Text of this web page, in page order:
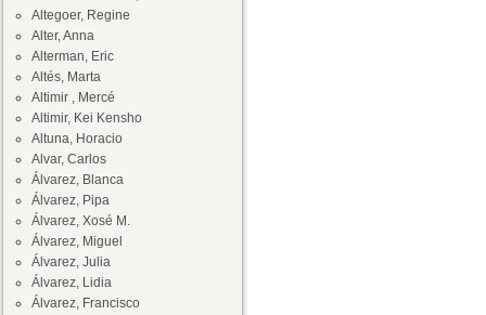
Altegoer, Regine
Alter, Anna
Alterman, Eric
Altés, Marta
Altimir , Mercé
Altimir, Kei Kensho
Altuna, Horacio
Alvar, Carlos
Álvarez, Blanca
Álvarez, Pipa
Álvarez, Xosé M.
Álvarez, Miguel
Álvarez, Julia
Álvarez, Lidia
Álvarez, Francisco